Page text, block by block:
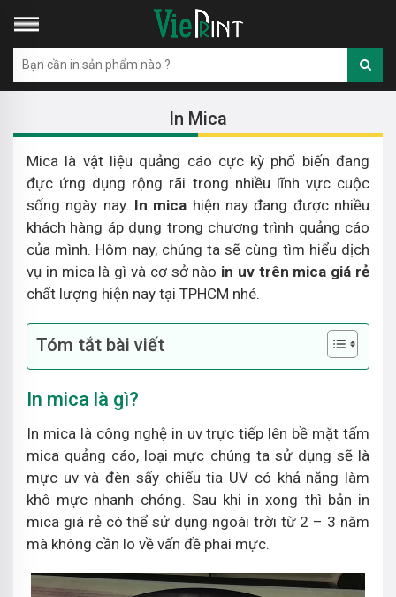
In Mica
Mica là vật liệu quảng cáo cực kỳ phổ biến đang
đực ứng dụng rộng rãi trong nhiều lĩnh vực cuộc
sống ngày nay. In mica hiện nay đang được nhiều
khách hàng áp dụng trong chương trình quảng cáo
của mình. Hôm nay, chúng ta sẽ cùng tìm hiểu dịch
vụ in mica là gì và cơ sở nào in uv trên mica giá rẻ
chất lượng hiện nay tại TPHCM nhé.
Tóm tắt bài viết
In mica là gì?
In mica là công nghệ in uv trực tiếp lên bề mặt tấm
mica quảng cáo, loại mực chúng ta sử dụng sẽ là
mực uv và đèn sấy chiếu tia UV có khả năng làm
khô mực nhanh chóng. Sau khi in xong thì bản in
mica giá rẻ có thể sử dụng ngoài trời từ 2 – 3 năm
mà không cần lo về vấn đề phai mực.